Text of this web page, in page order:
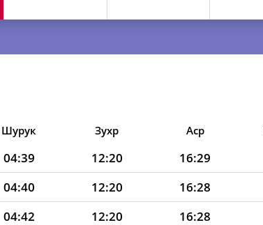
Шурук Зухр Аср
04:39 12:20 16:29
04:40 12:20 16:28
04:42 12:20 16:28